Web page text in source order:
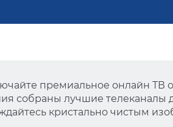
премиальное онлайн ТВ
собраны лучшие телеканалы
кристально чистым